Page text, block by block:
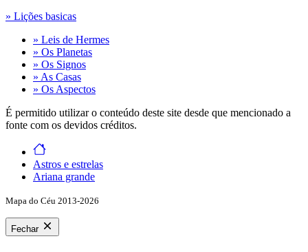
» Lições basicas
» Leis de Hermes
» Os Planetas
» Os Signos
» As Casas
» Os Aspectos
É permitido utilizar o conteúdo deste site desde que mencionado a
fonte com os devidos créditos.
Astros e estrelas
Ariana grande
Mapa do Céu 2013-2026
Fechar